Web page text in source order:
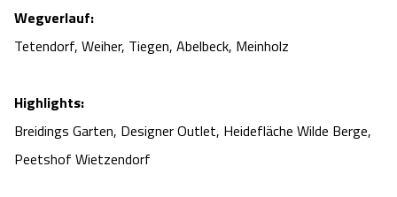
Wegverlauf:
Tetendorf, Weiher, Tiegen, Abelbeck, Meinholz
Highlights:
Breidings Garten, Designer Outlet, Heidefläche Wilde Berge,
Peetshof Wietzendorf